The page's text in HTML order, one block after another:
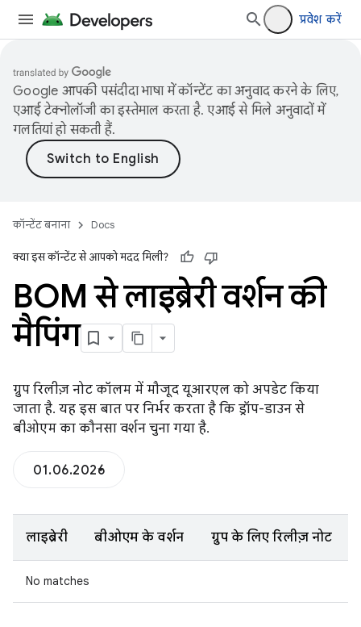
प्रवेश करें
Google आपकी पसंदीदा भाषा में कॉन्टेंट का अनुवाद करने के लिए,
एआई टेक्नोलॉजी का इस्तेमाल करता है. एआई से मिले अनुवादों में
गलतियां हो सकती हैं.
कॉन्टेंट बनाना Docs
क्या इस कॉन्टेंट से आपको मदद मिली?
BOM से लाइब्रेरी वर्शन की
मैपिंग
ग्रुप रिलीज़ नोट कॉलम में मौजूद यूआरएल को अपडेट किया
जाता है. यह इस बात पर निर्भर करता है कि ड्रॉप-डाउन से
बीओएम का कौनसा वर्शन चुना गया है.
01.06.2026
लाइब्रेरी बीओएम के वर्शन ग्रुप के लिए रिलीज़ नोट
No matches